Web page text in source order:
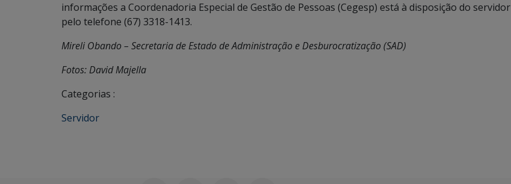
informações a Coordenadoria Especial de Gestão de Pessoas (Cegesp) está à disposição do servidor
pelo telefone (67) 3318-1413.
Mireli Obando – Secretaria de Estado de Administração e Desburocratização (SAD)
Fotos: David Majella
Categorias :
Servidor